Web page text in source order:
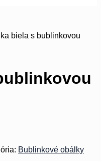
biela s bublinkovou
Bublinkové obálky